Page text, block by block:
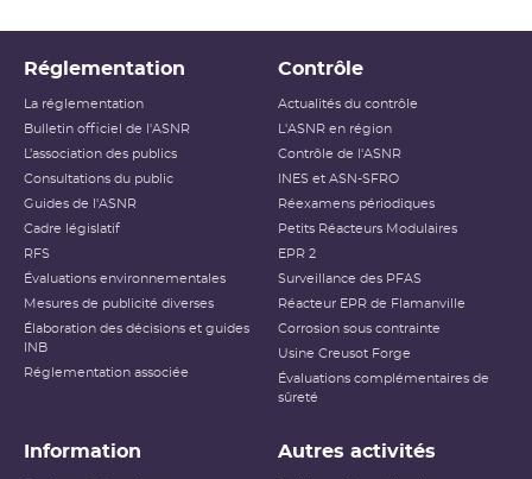
Réglementation
La réglementation
Bulletin officiel de l'ASNR
L’association des publics
Consultations du public
Guides de l'ASNR
Cadre législatif
RFS
Évaluations environnementales
Mesures de publicité diverses
Élaboration des décisions et guides
INB
Réglementation associée
Contrôle
Actualités du contrôle
L'ASNR en région
Contrôle de l'ASNR
INES et ASN-SFRO
Réexamens périodiques
Petits Réacteurs Modulaires
EPR 2
Surveillance des PFAS
Réacteur EPR de Flamanville
Corrosion sous contrainte
Usine Creusot Forge
Évaluations complémentaires de
sûreté
Information Autres activités